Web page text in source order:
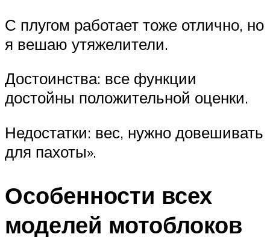
С плугом работает тоже отлично, но
я вешаю утяжелители.
Достоинства: все функции
достойны положительной оценки.
Недостатки: вес, нужно довешивать
для пахоты».
Особенности всех
моделей мотоблоков